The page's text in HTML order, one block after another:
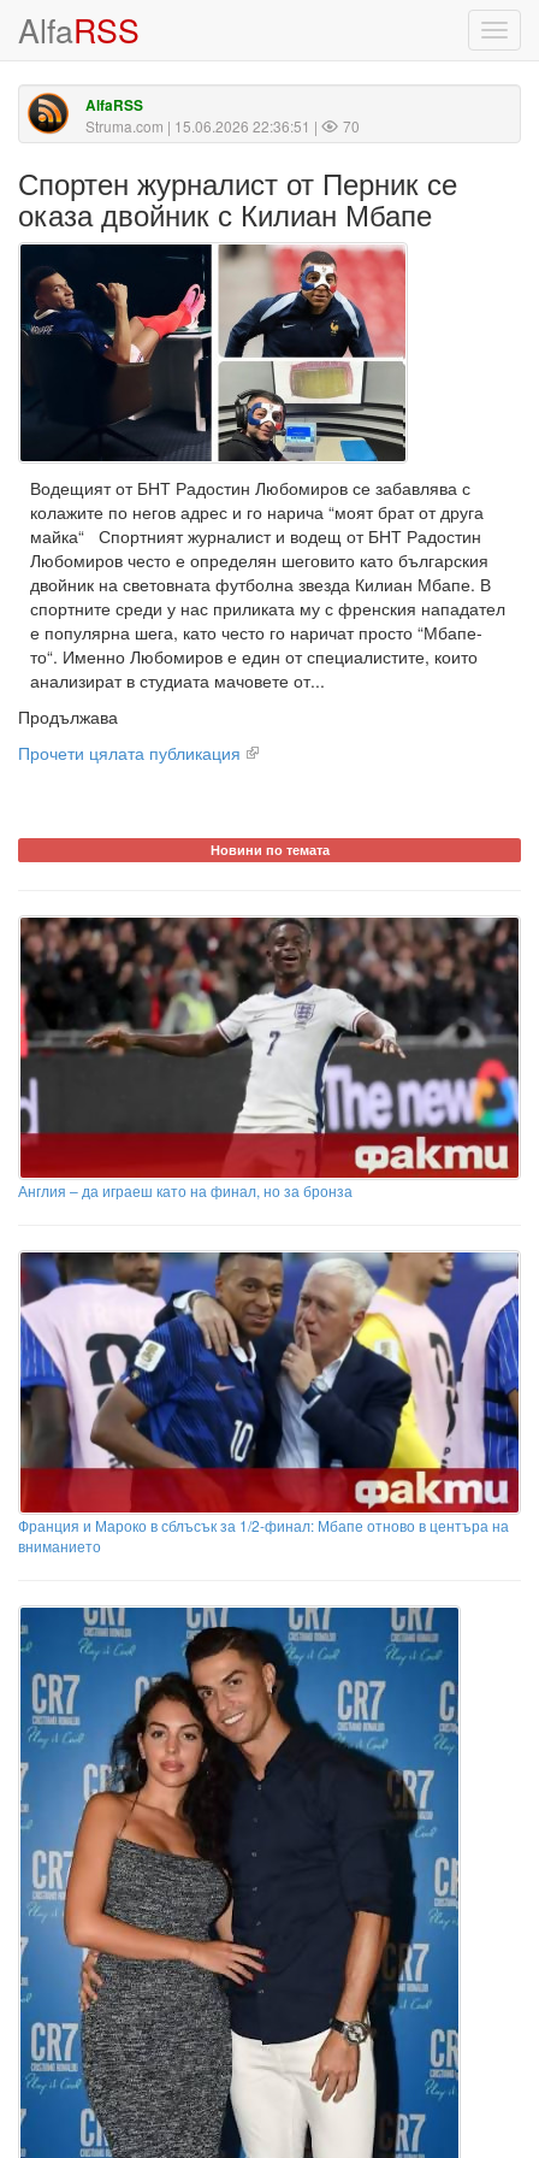
AlfaRSS
AlfaRSS
Struma.com | 15.06.2026 22:36:51 | 70
Спортен журналист от Перник се
оказа двойник с Килиан Мбапе
Водещият от БНТ Радостин Любомиров се забавлява с
колажите по негов адрес и го нарича “моят брат от друга
майка“ Спортният журналист и водещ от БНТ Радостин
Любомиров често е определян шеговито като българския
двойник на световната футболна звезда Килиан Мбапе. В
спортните среди у нас приликата му с френския нападател
е популярна шега, като често го наричат просто “Мбапе-
то“. Именно Любомиров е един от специалистите, които
анализират в студиата мачовете от...
Продължава
Прочети цялата публикация
Новини по темата
Англия – да играеш като на финал, но за бронза
Франция и Мароко в сблъсък за 1/2-финал: Мбапе отново в центъра на
вниманието